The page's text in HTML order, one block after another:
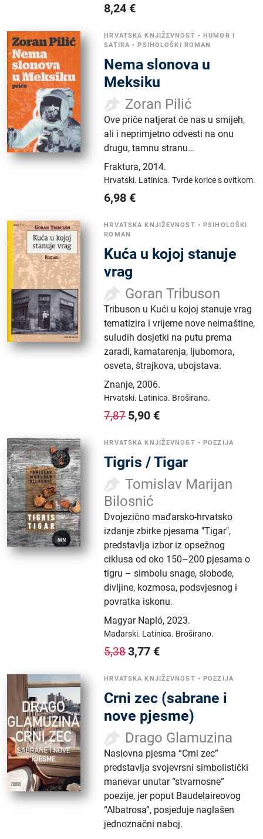
8,24 €
HRVATSKA KNJIŽEVNOST •HUMOR I
SATIRA •PSIHOLOŠKI ROMAN
Nema slonova u
Meksiku
Zoran Pilić
Ove priče natjerat će nas u smijeh,
ali i neprimjetno odvesti na onu
drugu, tamnu stranu…
Fraktura,2014.
Hrvatski. Latinica.Tvrde korice s ovitkom.
6,98 €
HRVATSKA KNJIŽEVNOST •PSIHOLOŠKI
ROMAN
Kuća u kojoj stanuje
vrag
Goran Tribuson
Tribuson u Kući u kojoj stanuje vrag
tematizira i vrijeme nove neimaštine,
suludih dosjetki na putu prema
zaradi, kamatarenja, ljubomora,
osveta, štrajkova, ubojstava.
Znanje,2006.
Hrvatski. Latinica. Broširano.
7,87 5,90 €
HRVATSKA KNJIŽEVNOST •POEZIJA
Tigris / Tigar
Tomislav Marijan
Bilosnić
Dvojezično mađarsko-hrvatsko
izdanje zbirke pjesama "Tigar",
predstavlja izbor iz opsežnog
ciklusa od oko 150–200 pjesama o
tigru – simbolu snage, slobode,
divljine, kozmosa, podsvjesnog i
povratka iskonu.
Magyar Napló,2023.
Mađarski. Latinica. Broširano.
5,383,77 €
HRVATSKA KNJIŽEVNOST •POEZIJA
Crni zec (sabrane i
nove pjesme)
Drago Glamuzina
Naslovna pjesma “Crni zec”
predstavlja svojevrsni simbolistički
manevar unutar “stvarnosne”
poezije, jer poput Baudelaireovog
“Albatrosa”, posjeduje naglašen
jednoznačni naboj.